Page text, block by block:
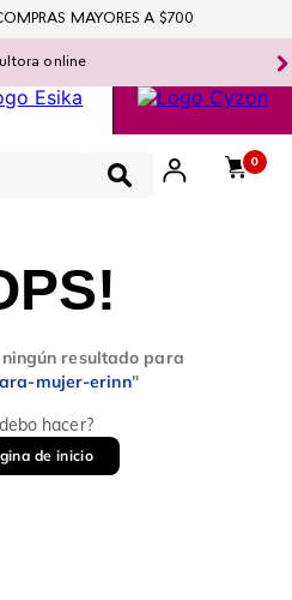
online
0
MAYORES A $700
resultado para
mujer-erinn"
hacer?
de inicio